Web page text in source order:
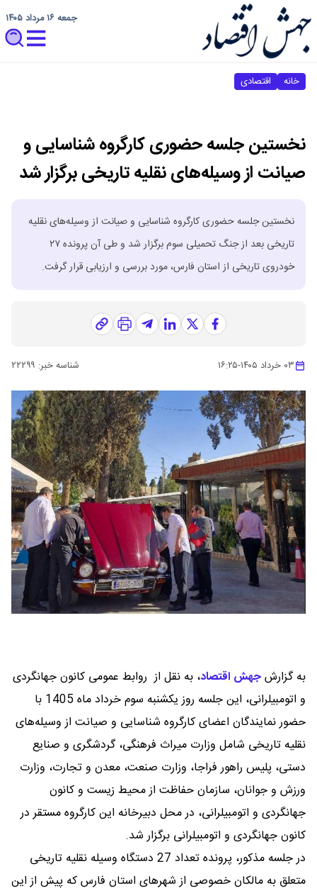
جمعه ۱۶ مرداد ۱۴۰۵
خانه اقتصادی
نخستین جلسه حضوری کارگروه شناسایی و
صیانت از وسیله‌های نقلیه تاریخی برگزار شد
نخستین جلسه حضوری کارگروه شناسایی و صیانت از وسیله‌های نقلیه
تاریخی بعد از جنگ تحمیلی سوم برگزار شد و طی آن پرونده ۲۷
خودروی تاریخی از استان فارس، مورد بررسی و ارزیابی قرار گرفت.
۰۳ خرداد ۱۴۰۵ -۱۶:۲۵ شناسه خبر: ۲۲۲۹۹
به گزارشجهش اقتصاد، به نقل از روابط عمومی کانون جهانگردی
و اتومبیلرانی، این جلسه روز یکشنبه سوم خرداد ماه 1405 با
حضور نمایندگان اعضای کارگروه شناسایی و صیانت از وسیله‌های
نقلیه تاریخی شامل وزارت میراث فرهنگی، گردشگری و صنایع
دستی، پلیس راهور فراجا، وزارت صنعت، معدن و تجارت، وزارت
ورزش و جوانان، سازمان حفاظت از محیط زیست و کانون
جهانگردی و اتومبیلرانی، در محل دبیرخانه این کارگروه مستقر در
کانون جهانگردی و اتومبیلرانی برگزار شد.
در جلسه مذکور، پرونده تعداد 27 دستگاه وسیله‌ نقلیه تاریخی
متعلق به مالکان خصوصی از شهرهای استان فارس که پیش از این